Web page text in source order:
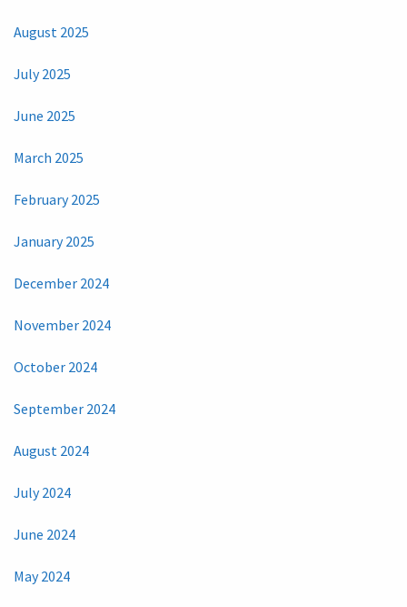
August 2025
July 2025
June 2025
March 2025
February 2025
January 2025
December 2024
November 2024
October 2024
September 2024
August 2024
July 2024
June 2024
May 2024